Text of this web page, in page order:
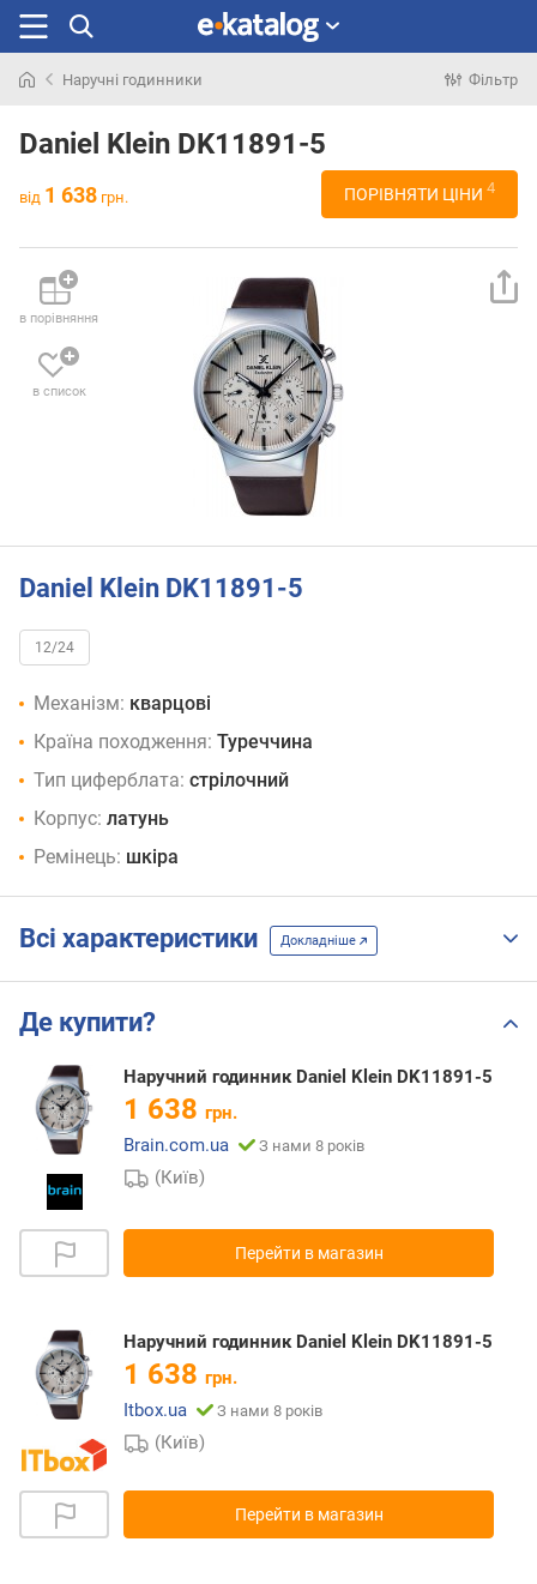
раніше
Наручні годинники Фільтр
Daniel Klein DK11891-5
від 1 638 грн. ПОРІВНЯТИ ЦІНИ 4
в порівняння
в список
Daniel Klein DK11891-5
12/24
Механізм: кварцові
Країна походження: Туреччина
Тип циферблата: стрілочний
Корпус: латунь
Ремінець: шкіра
Всі характеристики Докладніше
Де купити?
Наручний годинник Daniel Klein DK11891-5
1 638 грн.
Brain.com.ua
З нами 8 років
(Київ)
Перейти в магазин
Наручний годинник Daniel Klein DK11891-5
1 638 грн.
Itbox.ua
З нами 8 років
(Київ)
Перейти в магазин